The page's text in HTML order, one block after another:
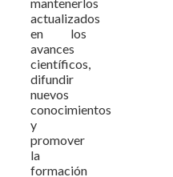
actualizados
en los
avances
científicos,
difundir
nuevos
conocimientos
y
promover
la
formación